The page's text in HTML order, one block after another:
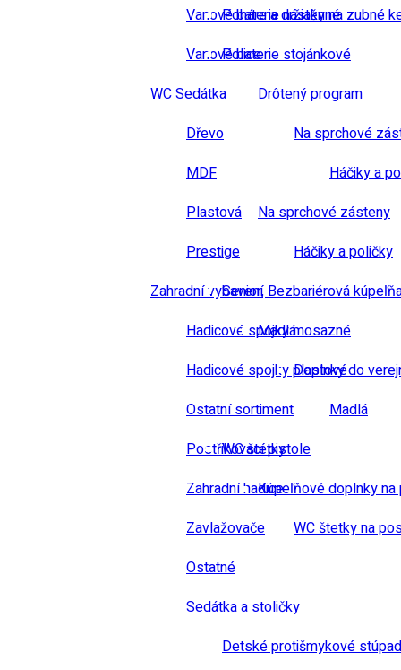
Vanové baterie nástěnné
Vanové baterie stojánkové
WC Sedátka
Dřevo
MDF
Plastová
Prestige
Zahradní vybavení
Hadicové spojky mosazné
Hadicové spojky plastové
Ostatní sortiment
Postřikovací pistole
Zahradní hadice
Zavlažovače
Poháre a držiaky na zubné
Police
Drôtený program
Na sprchové
Háčiky a
Na sprchové zásteny
Háčiky a poličky
Senior, Bezbariérová
Madlá
Doplnky do
Madlá
WC štetky
Kúpeľňové doplnky
WC štetky na
Ostatné
Sedátka a stoličky
Detské protišmykové